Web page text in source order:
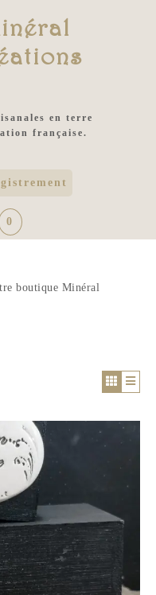
en terre
française.
0
boutique Minéral